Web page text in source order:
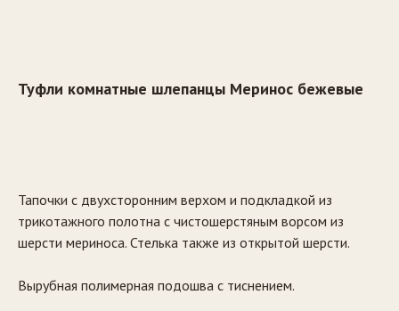
Туфли комнатные шлепанцы Меринос бежевые
Тапочки с двухсторонним верхом и подкладкой из
трикотажного полотна с чистошерстяным ворсом из
шерсти мериноса. Стелька также из открытой шерсти.
Вырубная полимерная подошва с тиснением.